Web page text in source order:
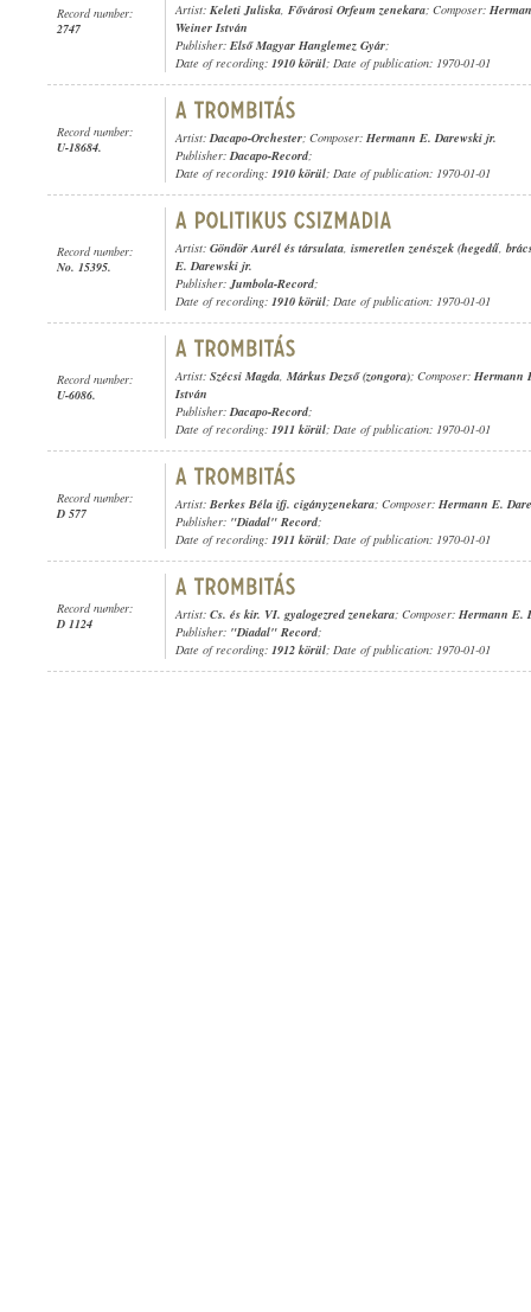
Record number:
2747
Artist: Keleti Juliska, Fővárosi Orfeum zenekara; Composer:
Weiner István
Publisher: Első Magyar Hanglemez Gyár;
Date of recording: 1910 körül; Date of publication: 1970-01-01
Record number:
U-18684.
Artist:Dacapo-Orchester; Composer: Hermann E. Darewski jr.
Publisher:Dacapo-Record;
Date of recording: 1910 körül; Date of publication: 1970-01-01
Record number:
No. 15395.
Artist: Göndör Aurél és társulata, ismeretlen zenészek (hegedű,
E. Darewski jr.
Publisher:Jumbola-Record;
Date of recording: 1910 körül; Date of publication: 1970-01-01
Record number:
U-6086.
Artist: Szécsi Magda, Márkus Dezső (zongora); Composer: Hermann
István
Publisher:Dacapo-Record;
Date of recording: 1911 körül; Date of publication: 1970-01-01
Record number:
D 577
Artist: Berkes Béla ifj. cigányzenekara; Composer: Hermann E.
Publisher: "Diadal" Record;
Date of recording: 1911 körül; Date of publication: 1970-01-01
Record number:
D 1124
Artist: Cs. és kir. VI. gyalogezred zenekara; Composer: Hermann E.
Publisher: "Diadal" Record;
Date of recording: 1912 körül; Date of publication: 1970-01-01